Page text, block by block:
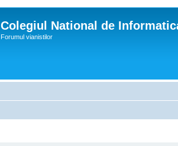
Colegiul National de
Forumul vianistilor